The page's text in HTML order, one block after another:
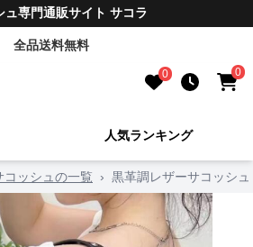
ュ専門通販サイト サコラ
全品送料無料
0 0
人気ランキング
コッシュの一覧 › 黒革調レザーサコッシ